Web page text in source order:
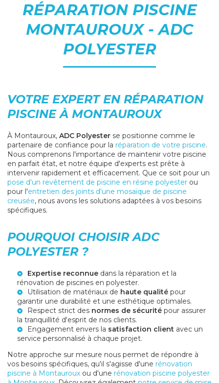
RÉPARATION PISCINE
MONTAUROUX - ADC
POLYESTER
VOTRE EXPERT EN RÉPARATION
PISCINE À MONTAUROUX
À Montauroux, ADC Polyester se positionne comme le
partenaire de confiance pour la réparation de votre piscine.
Nous comprenons l'importance de maintenir votre piscine
en parfait état, et notre équipe d'experts est prête à
intervenir rapidement et efficacement. Que ce soit pour un
pose d'un revêtement de piscine en résine polyester ou
pour l'entretien des joints d'une mosaïque de piscine
creusée, nous avons les solutions adaptées à vos besoins
spécifiques.
POURQUOI CHOISIR ADC
POLYESTER ?
Expertise reconnue dans la réparation et la
rénovation de piscines en polyester.
Utilisation de matériaux de haute qualité pour
garantir une durabilité et une esthétique optimales.
Respect strict des normes de sécurité pour assurer
la tranquillité d'esprit de nos clients.
Engagement envers la satisfaction client avec un
service personnalisé à chaque projet.
Notre approche sur mesure nous permet de répondre à
vos besoins spécifiques, qu'il s'agisse d'une rénovation
piscine à Montauroux ou d'une rénovation piscine polyester